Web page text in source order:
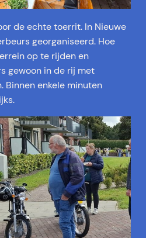
de echte toerrit. In Nieuwe
georganiseerd. Hoe
op te rijden en
gewoon in de rij met
Binnen enkele minuten